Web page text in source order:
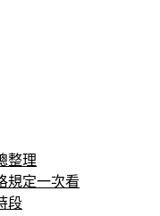
定一次看
段
？